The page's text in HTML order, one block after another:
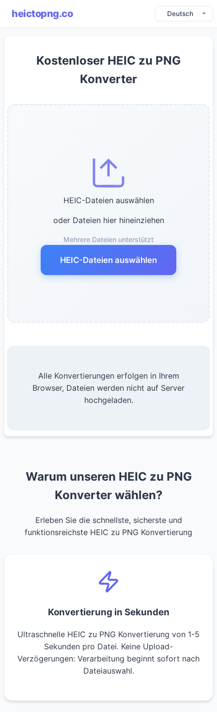
heictopng.co Deutsch
Kostenloser HEIC zu PNG
Konverter
HEIC-Dateien auswählen
oder Dateien hier hineinziehen
Mehrere Dateien unterstützt
HEIC-Dateien auswählen
Alle Konvertierungen erfolgen in Ihrem
Browser, Dateien werden nicht auf Server
hochgeladen.
Warum unseren HEIC zu PNG
Konverter wählen?
Erleben Sie die schnellste, sicherste und
funktionsreichste HEIC zu PNG Konvertierung
Konvertierung in Sekunden
Ultraschnelle HEIC zu PNG Konvertierung von 1-5
Sekunden pro Datei. Keine Upload-
Verzögerungen: Verarbeitung beginnt sofort nach
Dateiauswahl.